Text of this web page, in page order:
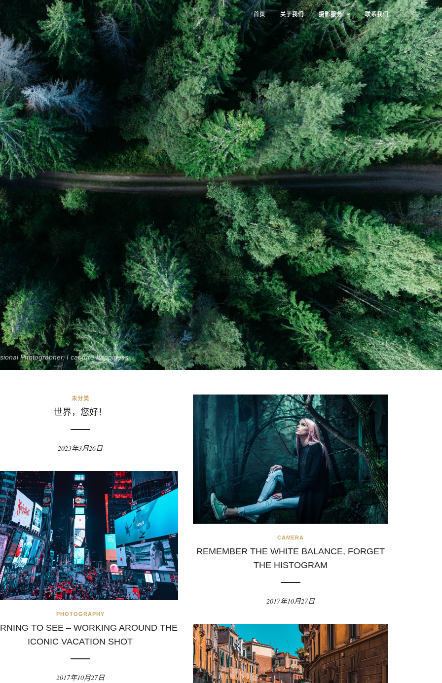
首页 关于我们 摄影服务 联系我们
Photographer. I capture happiness
未分类
世界，您好！
2023年3月26日
CAMERA
REMEMBER THE WHITE BALANCE, FORGET
THE HISTOGRAM
2017年10月27日
PHOTOGRAPHY
TO SEE – WORKING AROUND THE
ICONIC VACATION SHOT
2017年10月27日